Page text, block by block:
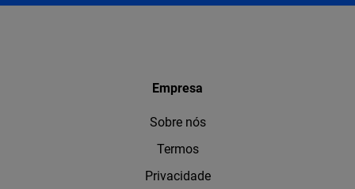
Empresa
Sobre nós
Termos
Privacidade